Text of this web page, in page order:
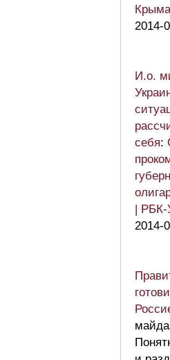
2014-
И.о.
себя:
| РБК-
2014-